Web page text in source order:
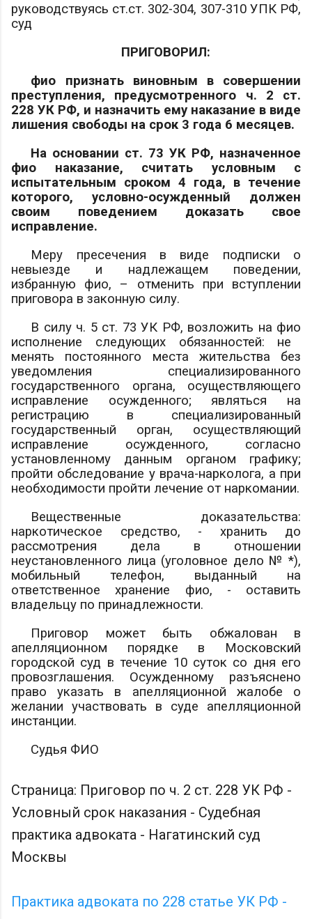
руководствуясь ст.ст. 302-304, 307-310 УПК РФ,
суд
ПРИГОВОРИЛ:
фио признать виновным в совершении
преступления, предусмотренного ч. 2 ст.
228 УК РФ, и назначить ему наказание в виде
лишения свободы на срок 3 года 6 месяцев.
На основании ст. 73 УК РФ, назначенное
фио наказание, считать условным с
испытательным сроком 4 года, в течение
которого, условно-осужденный должен
своим поведением доказать свое
исправление.
Меру пресечения в виде подписки о
невыезде и надлежащем поведении,
избранную фио, – отменить при вступлении
приговора в законную силу.
В силу ч. 5 ст. 73 УК РФ, возложить на фио
исполнение следующих обязанностей: не
менять постоянного места жительства без
уведомления специализированного
государственного органа, осуществляющего
исправление осужденного; являться на
регистрацию в специализированный
государственный орган, осуществляющий
исправление осужденного, согласно
установленному данным органом графику;
пройти обследование у врача-нарколога, а при
необходимости пройти лечение от наркомании.
Вещественные доказательства:
наркотическое средство, - хранить до
рассмотрения дела в отношении
неустановленного лица (уголовное дело № *),
мобильный телефон, выданный на
ответственное хранение фио, - оставить
владельцу по принадлежности.
Приговор может быть обжалован в
апелляционном порядке в Московский
городской суд в течение 10 суток со дня его
провозглашения. Осужденному разъяснено
право указать в апелляционной жалобе о
желании участвовать в суде апелляционной
инстанции.
Судья ФИО
Страница: Приговор по ч. 2 ст. 228 УК РФ -
Условный срок наказания - Судебная
практика адвоката - Нагатинский суд
Москвы
Практика адвоката по 228 статье УК РФ -